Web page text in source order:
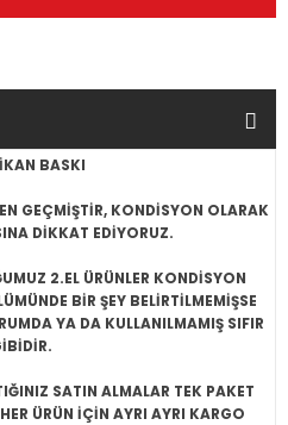
BASKI
GEÇMİŞTİR, KONDİSYON OLARAK
DİKKAT EDİYORUZ.
2.EL ÜRÜNLER KONDİSYON
BİR ŞEY BELİRTİLMEMİŞSE
YA DA KULLANILMAMIŞ SIFIR
SATIN ALMALAR TEK PAKET
ÜRÜN İÇİN AYRI AYRI KARGO